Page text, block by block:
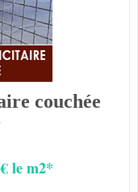
couchée
le m2*